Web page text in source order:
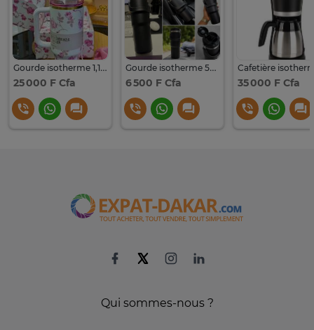
Gourde isotherme 1,18L motif floral avec paille
25 000 F Cfa
Gourde isotherme 500 ml noir mat acier inox
6 500 F Cfa 35 000 F Cfa
Qui sommes-nous ?